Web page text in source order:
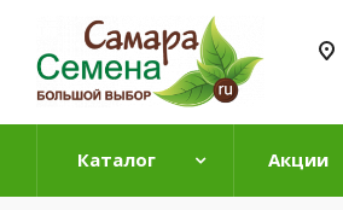
Каталог Акции